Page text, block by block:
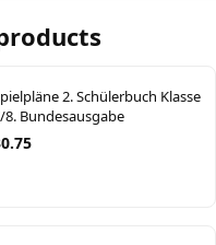
2. Schülerbuch Klasse
8. Bundesausgabe